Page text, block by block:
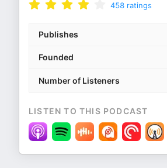
458 ratings
Publishes
Founded
Number of Listeners
LISTEN TO THIS PODCAST